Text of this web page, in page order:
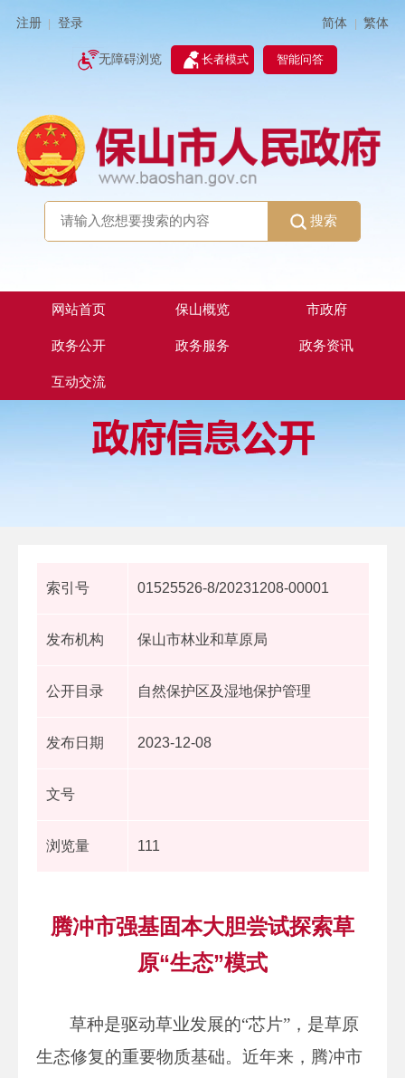
注册 登录 简体 | 繁体
无障碍浏览 长者模式 智能问答
搜索
网站首页 保山概览 市政府
政务公开 政务服务 政务资讯
互动交流
索引号 01525526-8/20231208-00001
发布机构 保山市林业和草原局
公开目录 自然保护区及湿地保护管理
发布日期 2023-12-08
文号
浏览量 111
腾冲市强基固本大胆尝试探索草
原“生态”模式
草种是驱动草业发展的“芯片”，是草原
生态修复的重要物质基础。近年来，腾冲市